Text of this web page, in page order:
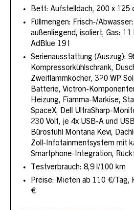
Bett: Aufstelldach, 200 x 125
Füllmengen: Frisch-/
außenliegend, isoliert, Gas: 11
AdBlue 19 l
Serienausstattung (Auszug):
Kompressorkühlschrank,
Zweiflammkocher, 320 WP
Batterie, Victron-
Heizung, Fiamma-Markise,
SpaceX, Dell UltraSharp-
230 Volt, je 4x USB-A und
Bürostuhl Montana Kevi,
Zoll-Infotainmentsystem mit
Smartphone-Integration,
Testverbrauch: 8,9 l/100 km
Preise: Mieten ab 110 €/Tag,
€